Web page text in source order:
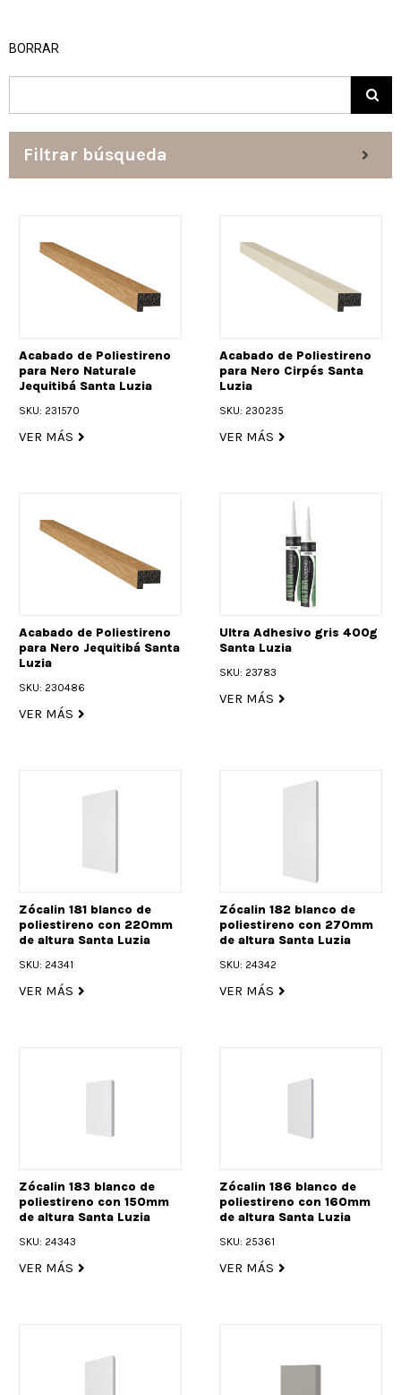
BORRAR
Filtrar búsqueda
Acabado de Poliestireno
para Nero Naturale
Jequitibá Santa Luzia
SKU: 231570
VER MÁS
Acabado de Poliestireno
para Nero Cirpés Santa
Luzia
SKU: 230235
VER MÁS
Acabado de Poliestireno
para Nero Jequitibá Santa
Luzia
SKU: 230486
VER MÁS
Ultra Adhesivo gris 400g
Santa Luzia
SKU: 23783
VER MÁS
Zócalin 181 blanco de
poliestireno con 220mm
de altura Santa Luzia
SKU: 24341
VER MÁS
Zócalin 182 blanco de
poliestireno con 270mm
de altura Santa Luzia
SKU: 24342
VER MÁS
Zócalin 183 blanco de
poliestireno con 150mm
de altura Santa Luzia
SKU: 24343
VER MÁS
Zócalin 186 blanco de
poliestireno con 160mm
de altura Santa Luzia
SKU: 25361
VER MÁS